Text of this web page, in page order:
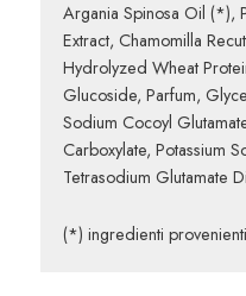
Argania Spinosa Oil (*),
Extract, Chamomilla
Hydrolyzed Wheat
Glucoside, Parfum,
Sodium Cocoyl
Carboxylate, Potassium
Tetrasodium Glutamate
(*) ingredienti